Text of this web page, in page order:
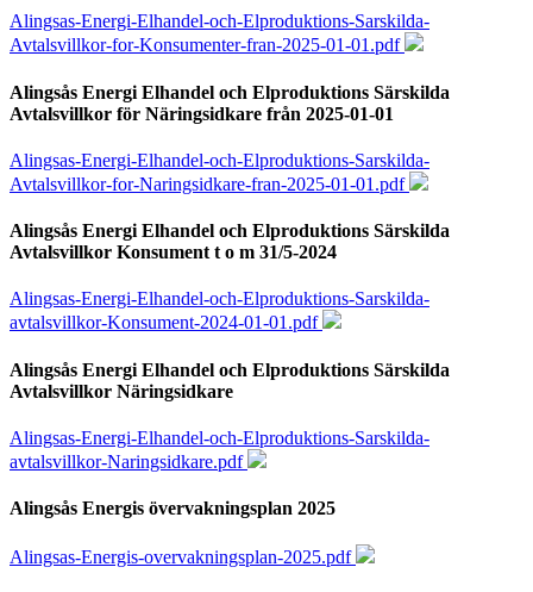
Alingsas-Energi-Elhandel-och-Elproduktions-Sarskilda-
Avtalsvillkor-for-Konsumenter-fran-2025-01-01.pdf
Alingsås Energi Elhandel och Elproduktions Särskilda
Avtalsvillkor för Näringsidkare från 2025-01-01
Alingsas-Energi-Elhandel-och-Elproduktions-Sarskilda-
Avtalsvillkor-for-Naringsidkare-fran-2025-01-01.pdf
Alingsås Energi Elhandel och Elproduktions Särskilda
Avtalsvillkor Konsument t o m 31/5-2024
Alingsas-Energi-Elhandel-och-Elproduktions-Sarskilda-
avtalsvillkor-Konsument-2024-01-01.pdf
Alingsås Energi Elhandel och Elproduktions Särskilda
Avtalsvillkor Näringsidkare
Alingsas-Energi-Elhandel-och-Elproduktions-Sarskilda-
avtalsvillkor-Naringsidkare.pdf
Alingsås Energis övervakningsplan 2025
Alingsas-Energis-overvakningsplan-2025.pdf